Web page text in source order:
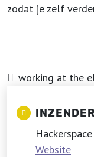
zodat je zelf
working at the
INZENDER
Website